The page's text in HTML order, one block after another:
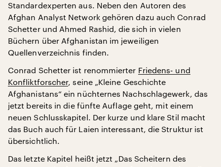
Standardexperten aus. Neben den Autoren des
Afghan Analyst Network gehören dazu auch Conrad
Schetter und Ahmed Rashid, die sich in vielen
Büchern über Afghanistan im jeweiligen
Quellenverzeichnis finden.
Conrad Schetter ist renommierter Friedens- und
Konfliktforscher, seine „Kleine Geschichte
Afghanistans“ ein nüchternes Nachschlagewerk, das
jetzt bereits in die fünfte Auflage geht, mit einem
neuen Schlusskapitel. Der kurze und klare Stil macht
das Buch auch für Laien interessant, die Struktur ist
übersichtlich.
Das letzte Kapitel heißt jetzt „Das Scheitern des